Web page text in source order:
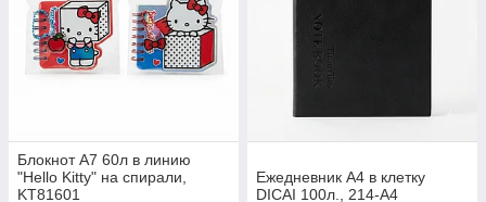
Блокнот А7 60л в линию
"Hello Kitty" на спирали,
KT81601
Ежедневник А4 в клетку
DICAI 100л., 214-A4